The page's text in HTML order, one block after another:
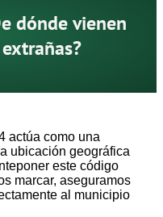
dónde vienen
actúa como una
ubicación geográfica
este código
marcar, aseguramos
al municipio